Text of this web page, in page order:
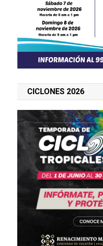
CICLONES 2026